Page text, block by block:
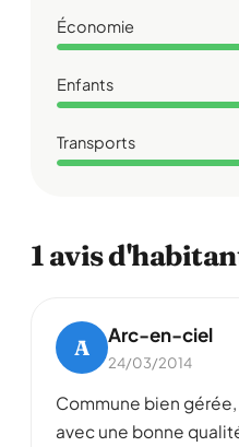
Économie
Enfants
Transports
1 avis
A Arc-en-ciel
24/03/2014
Commune bien
avec une bonne